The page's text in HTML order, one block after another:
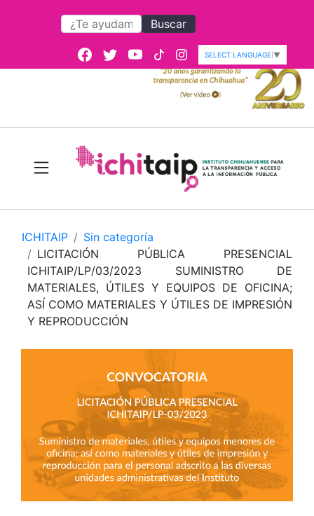
Buscar
SELECT LANGUAGE ▼
ICHITAIP
Sin categoría
LICITACIÓN PÚBLICA PRESENCIAL
ICHITAIP/LP/03/2023 SUMINISTRO DE
MATERIALES, ÚTILES Y EQUIPOS DE OFICINA;
ASÍ COMO MATERIALES Y ÚTILES DE IMPRESIÓN
Y REPRODUCCIÓN